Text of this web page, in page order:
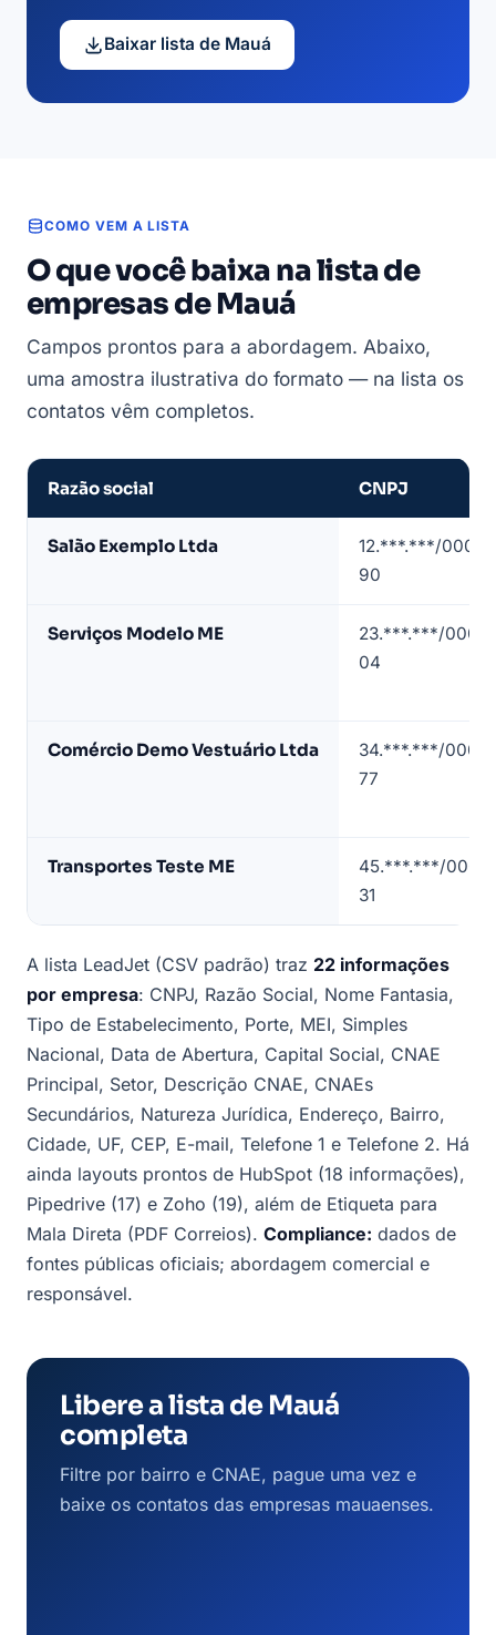
Baixar lista de Mauá
COMO VEM A LISTA
O que você baixa na lista de
empresas de Mauá
Campos prontos para a abordagem. Abaixo,
uma amostra ilustrativa do formato — na lista os
contatos vêm completos.
empresas
Razão social CNPJ
Salão Exemplo Ltda
12.***.***/0001-
90
Serviços Modelo ME
23.***.***/0001-
04
Comércio Demo Vestuário Ltda
34.***.***/0001-
77
Transportes Teste ME
45.***.***/0001-
31
A lista LeadJet (CSV padrão) traz 22 informações
por empresa: CNPJ, Razão Social, Nome Fantasia,
Tipo de Estabelecimento, Porte, MEI, Simples
Nacional, Data de Abertura, Capital Social, CNAE
Principal, Setor, Descrição CNAE, CNAEs
Secundários, Natureza Jurídica, Endereço, Bairro,
Cidade, UF, CEP, E-mail, Telefone 1 e Telefone 2. Há
ainda layouts prontos de HubSpot (18 informações),
Pipedrive (17) e Zoho (19), além de Etiqueta para
Mala Direta (PDF Correios). Compliance: dados de
fontes públicas oficiais; abordagem comercial e
responsável.
Libere a lista de Mauá
completa
Filtre por bairro e CNAE, pague uma vez e
baixe os contatos das empresas mauaenses.